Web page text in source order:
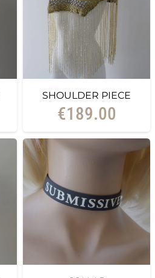
SHOULDER PIECE
€189.00